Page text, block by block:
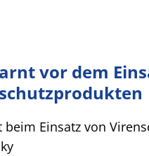
vor dem
beim Einsatz von